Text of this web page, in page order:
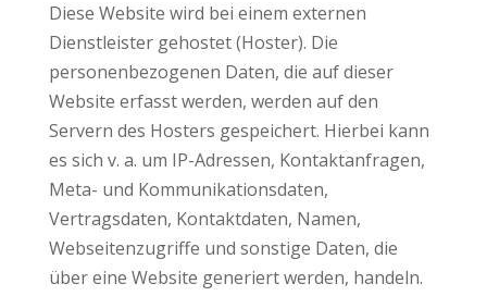
Diese Website wird bei einem externen
Dienstleister gehostet (Hoster). Die
personenbezogenen Daten, die auf dieser
Website erfasst werden, werden auf den
Servern des Hosters gespeichert. Hierbei kann
es sich v. a. um IP-Adressen, Kontaktanfragen,
Meta- und Kommunikationsdaten,
Vertragsdaten, Kontaktdaten, Namen,
Webseitenzugriffe und sonstige Daten, die
über eine Website generiert werden, handeln.